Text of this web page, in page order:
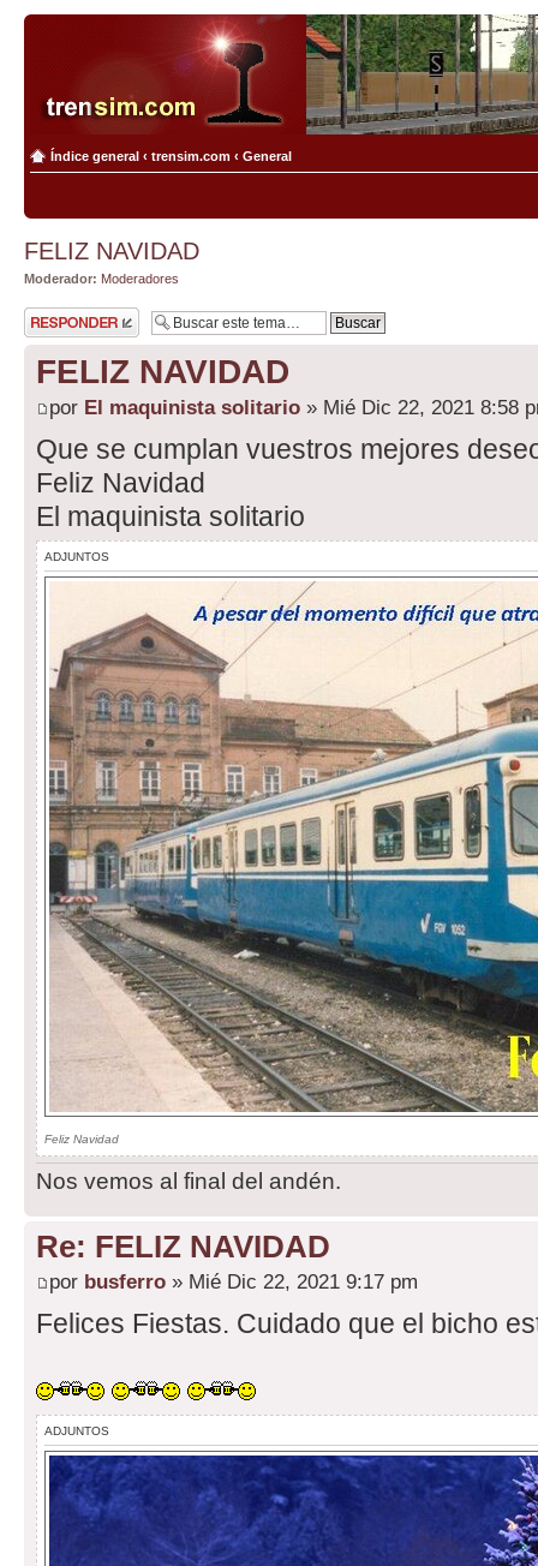
Índice general ‹ trensim.com ‹ General
FELIZ NAVIDAD
Moderador: Moderadores
Publicar una
respuesta
FELIZ NAVIDAD
por El maquinista solitario » Mié Dic 22, 2021 8:58
Que se cumplan vuestros mejores
Feliz Navidad
El maquinista solitario
ADJUNTOS
Feliz Navidad
Nos vemos al final del andén.
Re: FELIZ NAVIDAD
por busferro » Mié Dic 22, 2021 9:17 pm
Felices Fiestas. Cuidado que el bicho
ADJUNTOS